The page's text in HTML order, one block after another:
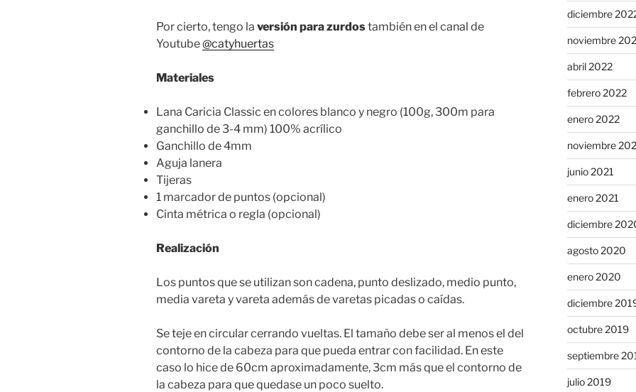
Por cierto, tengo la versión para zurdostambién en el canal de
Youtube@catyhuertas
Materiales
Lana Caricia Classic en colores blanco y negro (100g, 300m para
ganchillo de 3-4 mm) 100% acrílico
Ganchillo de 4mm
Aguja lanera
Tijeras
1 marcador de puntos (opcional)
Cinta métrica o regla (opcional)
Realización
Los puntos que se utilizan son cadena, punto deslizado, medio punto,
media vareta y vareta además de varetas picadas o caídas.
Se teje en circular cerrando vueltas. El tamaño debe ser al menos el del
contorno de la cabeza para que pueda entrar con facilidad. En este
caso lo hice de 60cm aproximadamente, 3cm más que el contorno de
la cabeza para que quedase un poco suelto.
diciembre
noviembre
abril 2022
febrero 2022
enero 2022
noviembre
junio 2021
enero 2021
diciembre
agosto 2020
enero 2020
diciembre
octubre 2019
septiembre
julio 2019